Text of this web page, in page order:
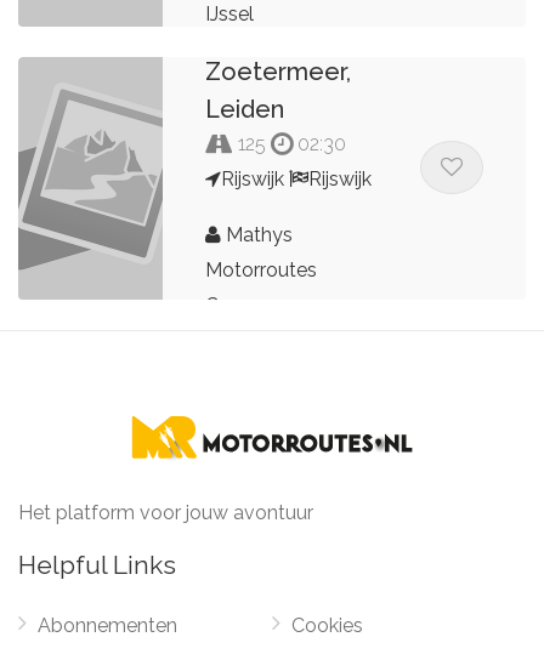
IJssel
Motorkledingstore
Zoetermeer,
Leiden
125
02:30
Rijswijk
Rijswijk
Mathys
Motorroutes
Couperus
Het platform voor jouw avontuur
Helpful Links
Abonnementen Cookies